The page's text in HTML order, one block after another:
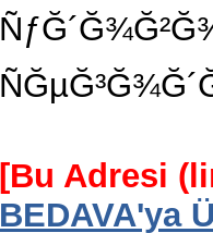
[Bu Adresi
BEDAVA'ya